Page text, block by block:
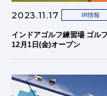
2023.11.17 IR情報
インドアゴルフ練習場 ゴル
12月1日(金)オープン